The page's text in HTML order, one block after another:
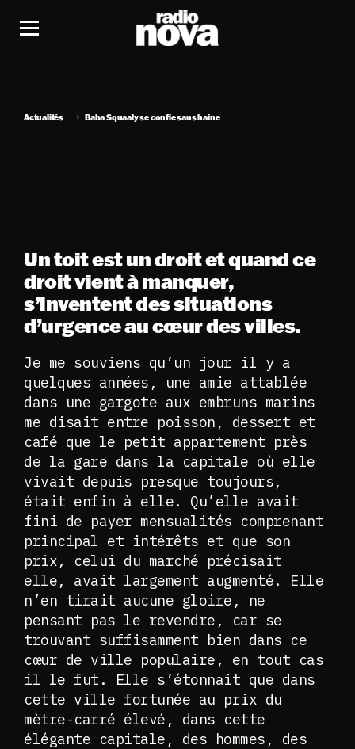
Actualités Baba Squaaly se confie sans haine
Un toit est un droit et quand ce
droit vient à manquer,
s’inventent des situations
d’urgence au cœur des villes.
Je me souviens qu’un jour il y a
quelques années, une amie attablée
dans une gargote aux embruns marins
me disait entre poisson, dessert et
café que le petit appartement près
de la gare dans la capitale où elle
vivait depuis presque toujours,
était enfin à elle. Qu’elle avait
fini de payer mensualités comprenant
principal et intérêts et que son
prix, celui du marché précisait
elle, avait largement augmenté. Elle
n’en tirait aucune gloire, ne
pensant pas le revendre, car se
trouvant suffisamment bien dans ce
cœur de ville populaire, en tout cas
il le fut. Elle s’étonnait que dans
cette ville fortunée au prix du
mètre-carré élevé, dans cette
élégante capitale, des hommes, des